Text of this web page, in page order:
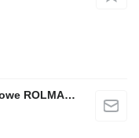
Przedsiębiorstwo Produkcyjno-Handlowe ROLMAPOL Marcin Dziekan